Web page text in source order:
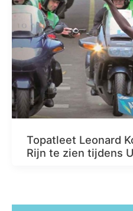
Topatleet Leonard
Rijn te zien tijdens